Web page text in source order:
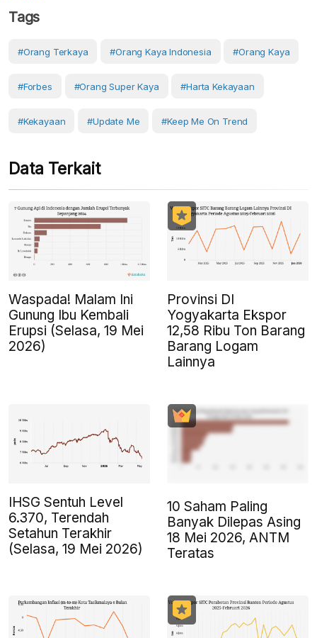
Tags
#orang Terkaya #Orang Kaya Indonesia #orang Kaya
#Forbes #Orang Super Kaya #Harta Kekayaan
#Kekayaan #Update Me #Keep Me On Trend
Data Terkait
Waspada! Malam Ini
Gunung Ibu Kembali
Erupsi (Selasa, 19 Mei
2026)
Provinsi DI
Yogyakarta Ekspor
12,58 Ribu Ton Barang
Barang Logam
Lainnya
IHSG Sentuh Level
6.370, Terendah
Setahun Terakhir
(Selasa, 19 Mei 2026)
10 Saham Paling
Banyak Dilepas Asing
18 Mei 2026, ANTM
Teratas